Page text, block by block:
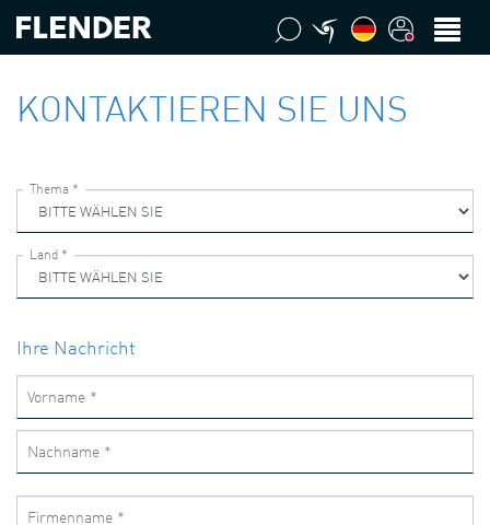
KONTAKTIEREN SIE UNS
Ihre Nachricht